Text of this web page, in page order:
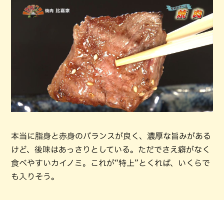
本当に脂身と赤身のバランスが良く、濃厚な旨みがある
けど、後味はあっさりとしている。ただでさえ癖がなく
食べやすいカイノミ。これが“特上”とくれば、いくらで
も入りそう。